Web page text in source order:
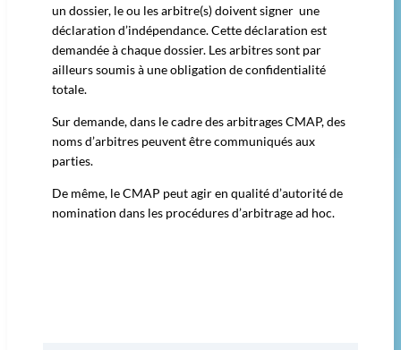
un dossier, le ou les arbitre(s) doivent signer une
déclaration d’indépendance. Cette déclaration est
demandée à chaque dossier. Les arbitres sont par
ailleurs soumis à une obligation de confidentialité
totale.
Sur demande, dans le cadre des arbitrages CMAP, des
noms d’arbitres peuvent être communiqués aux
parties.
De même, le CMAP peut agir en qualité d’autorité de
nomination dans les procédures d’arbitrage ad hoc.